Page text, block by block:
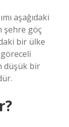
aşağıdaki
şehre göç
bir ülke
düşük bir